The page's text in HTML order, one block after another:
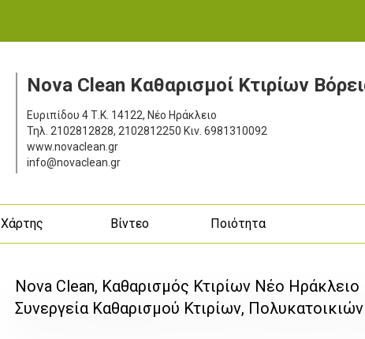
Nova Clean Καθαρισμοί Κτιρίων
Ευριπίδου 4 Τ.Κ. 14122, Νέο Ηράκλειο
Τηλ. 2102812828, 2102812250 Κιν. 6981310092
www.novaclean.gr
info@novaclean.gr
Χάρτης Βίντεο Ποιότητα
Nova Clean, Καθαρισμός Κτιρίων Νέο Ηράκλειο
Συνεργεία Καθαρισμού Κτιρίων,